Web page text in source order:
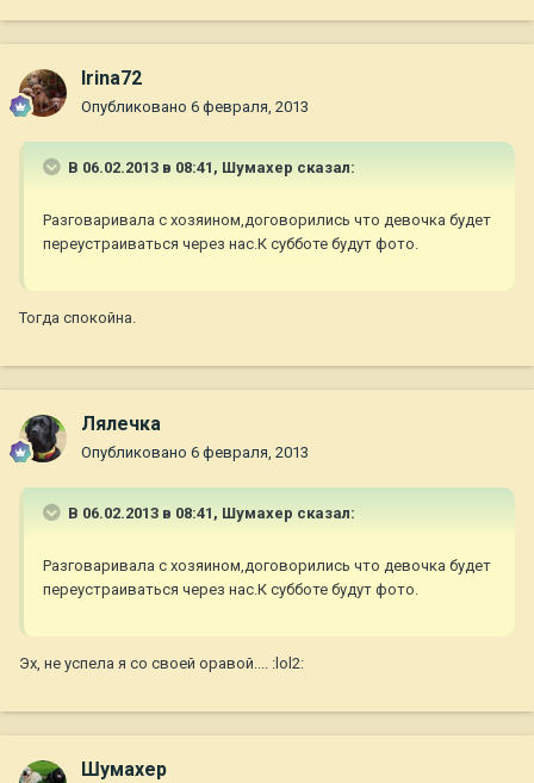
Irina72
Опубликовано 6 февраля, 2013
В 06.02.2013 в 08:41, Шумахер сказал:
Разговаривала с хозяином,договорились что девочка будет
переустраиваться через нас.К субботе будут фото.
Тогда спокойна.
Лялечка
Опубликовано 6 февраля, 2013
В 06.02.2013 в 08:41, Шумахер сказал:
Разговаривала с хозяином,договорились что девочка будет
переустраиваться через нас.К субботе будут фото.
Эх, не успела я со своей оравой.... :lol2:
Шумахер